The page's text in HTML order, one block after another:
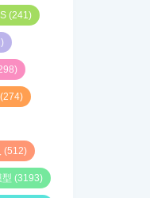
(241)
(274)
(512)
型 (3193)